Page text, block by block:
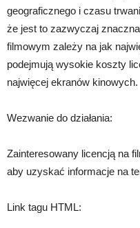
geograficznego i czasu
że jest to zazwyczaj
filmowym zależy na jak
podejmują wysokie koszty
najwięcej ekranów kinowych.
Wezwanie do działania:
Zainteresowany licencją na
aby uzyskać informacje na
Link tagu HTML: